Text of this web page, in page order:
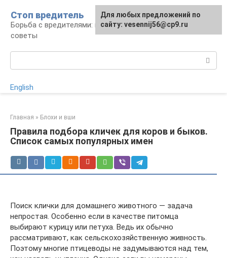
контенту
Стоп вредитель
Борьба с вредителями: правила, средства,
советы
English
Главная » Блохи и вши
Правила подбора кличек для коров и быков.
Список самых популярных имен
Поиск клички для домашнего животного — задача
непростая. Особенно если в качестве питомца
выбирают курицу или петуха. Ведь их обычно
рассматривают, как сельскохозяйственную живность.
Поэтому многие птицеводы не задумываются над тем,
Для любых предложений по
сайту: vesennij56@cp9.ru